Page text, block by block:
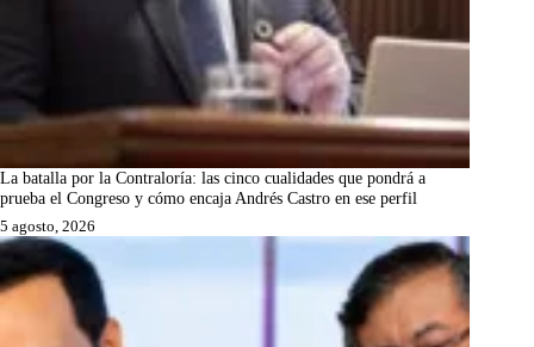
La batalla por la Contraloría: las cinco cualidades que pondrá a
prueba el Congreso y cómo encaja Andrés Castro en ese perfil
5 agosto, 2026